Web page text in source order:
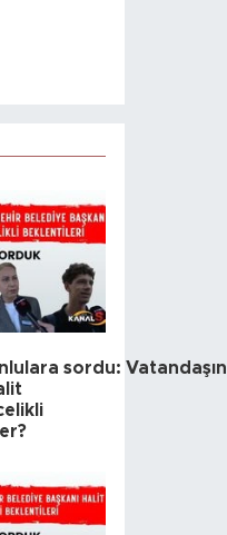
sordu: Vatandaşın